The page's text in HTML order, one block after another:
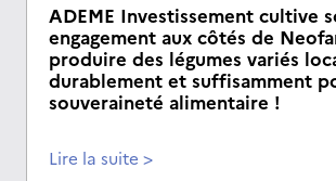
ADEME Investissement cultive
engagement aux côtés de
produire des légumes variés
durablement et suffisamment
souveraineté alimentaire !
Lire la suite >